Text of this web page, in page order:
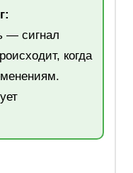
— сигнал
когда